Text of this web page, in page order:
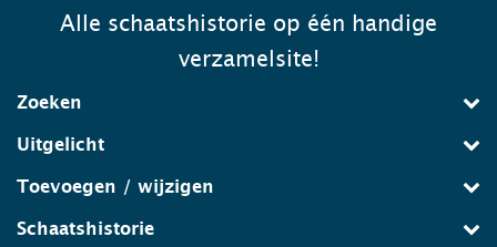
Alle schaatshistorie op één handige
verzamelsite!
Zoeken
Uitgelicht
Toevoegen / wijzigen
Schaatshistorie